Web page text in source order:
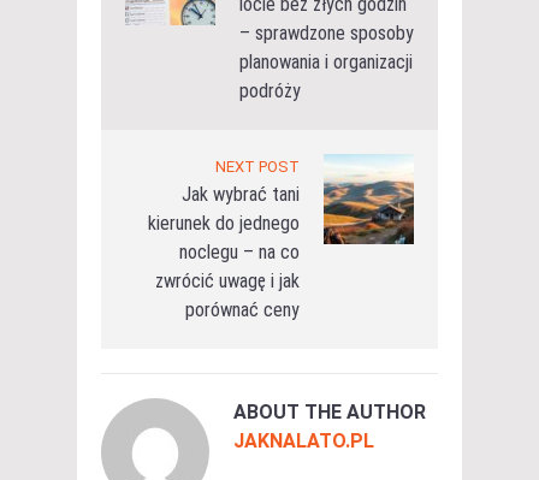
locie bez złych godzin
– sprawdzone sposoby
planowania i organizacji
podróży
NEXT POST
Jak wybrać tani
kierunek do jednego
noclegu – na co
zwrócić uwagę i jak
porównać ceny
ABOUT THE AUTHOR
JAKNALATO.PL